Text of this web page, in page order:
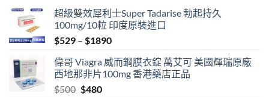
超級雙效犀利士Super Tadarise 勃起持久
100mg/10粒 印度原裝進口
$529 – $1890Price
$529
through
偉哥 Viagra 威而鋼膜衣錠 萬艾可 美國輝瑞原廠
西地那非片100mg 香港藥店正品
$500 Original
$480Current